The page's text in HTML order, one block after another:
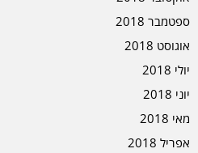
ספטמבר 2018
אוגוסט 2018
יולי 2018
יוני 2018
מאי 2018
אפריל 2018